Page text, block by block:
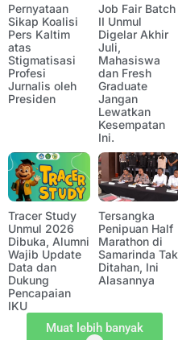
Pernyataan
Sikap Koalisi
Pers Kaltim
atas
Stigmatisasi
Profesi
Jurnalis oleh
Presiden
Job Fair Batch
II Unmul
Digelar Akhir
Juli,
Mahasiswa
dan Fresh
Graduate
Jangan
Lewatkan
Kesempatan
Ini.
Tracer Study
Unmul 2026
Dibuka, Alumni
Wajib Update
Data dan
Dukung
Pencapaian
IKU
Tersangka
Penipuan Half
Marathon di
Samarinda Tak
Ditahan, Ini
Alasannya
Muat lebih banyak